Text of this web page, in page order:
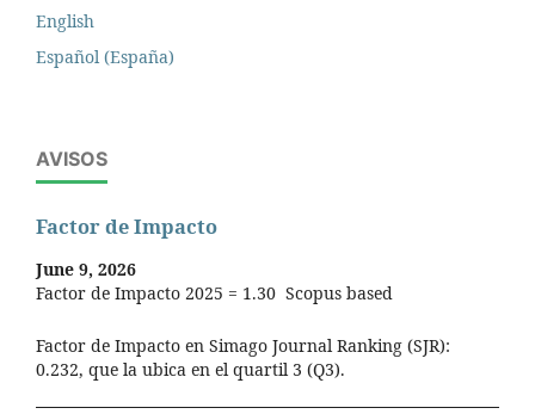
English
Español (España)
AVISOS
Factor de Impacto
June 9, 2026
Factor de Impacto 2025 = 1.30 Scopus based
Factor de Impacto en Simago Journal Ranking (SJR):
0.232, que la ubica en el quartil 3 (Q3).